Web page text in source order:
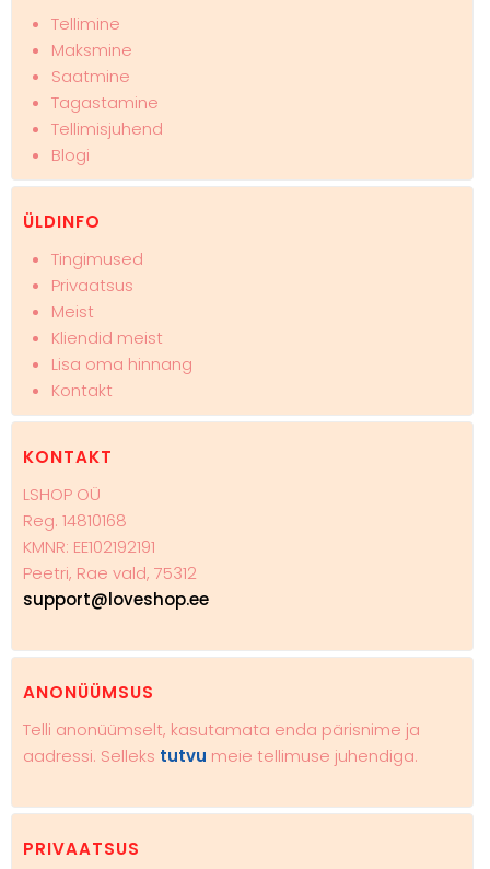
Tellimine
Maksmine
Saatmine
Tagastamine
Tellimisjuhend
Blogi
ÜLDINFO
Tingimused
Privaatsus
Meist
Kliendid meist
Lisa oma hinnang
Kontakt
KONTAKT
LSHOP OÜ
Reg. 14810168
KMNR: EE102192191
Peetri, Rae vald, 75312
support@loveshop.ee
ANONÜÜMSUS
Telli anonüümselt, kasutamata enda pärisnime ja
aadressi. Selleks tutvu meie tellimuse juhendiga.
PRIVAATSUS